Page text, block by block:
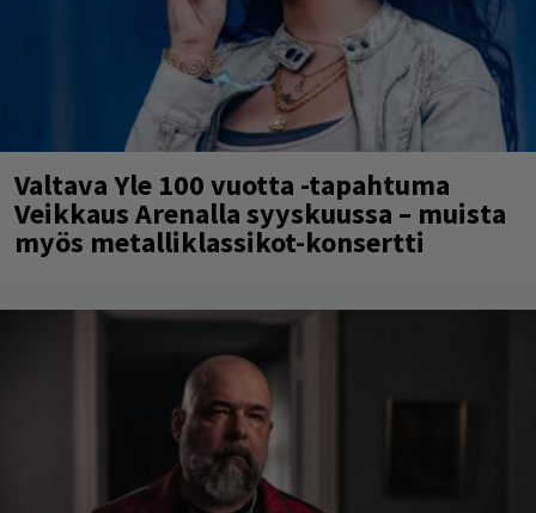
Valtava Yle 100 vuotta -tapahtuma
Veikkaus Arenalla syyskuussa – muista
myös metalliklassikot-konsertti